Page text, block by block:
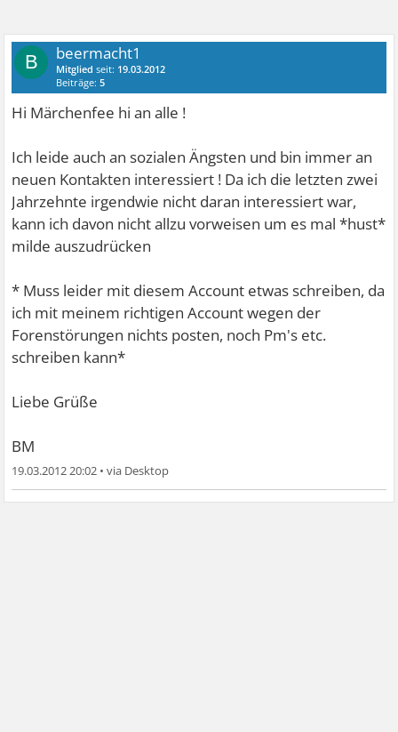
B beermacht1
Mitglied seit: 19.03.2012
Beiträge:5
Hi Märchenfee hi an alle !
Ich leide auch an sozialen Ängsten und bin immer an
neuen Kontakten interessiert ! Da ich die letzten zwei
Jahrzehnte irgendwie nicht daran interessiert war,
kann ich davon nicht allzu vorweisen um es mal *hust*
milde auszudrücken
* Muss leider mit diesem Account etwas schreiben, da
ich mit meinem richtigen Account wegen der
Forenstörungen nichts posten, noch Pm's etc.
schreiben kann*
Liebe Grüße
BM
19.03.2012 20:02 •